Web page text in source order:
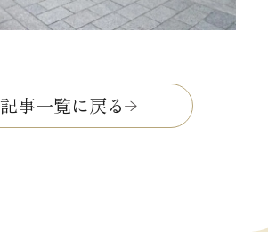
記事一覧に戻る